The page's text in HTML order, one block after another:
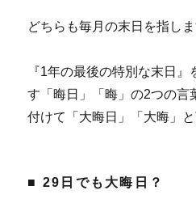
どちらも毎月の末日を指しま
『1年の最後の特別な末日
す「晦日」「晦」の2つの言
付けて「大晦日」「大晦」と
■ 29日でも大晦日？